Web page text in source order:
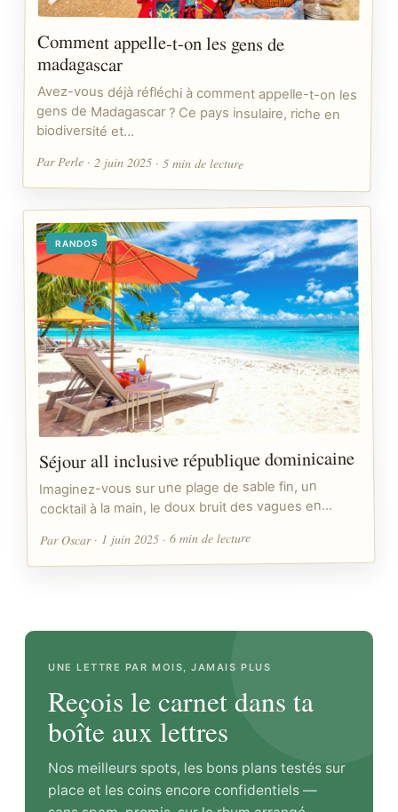
Comment appelle-t-on les gens de
madagascar
Avez-vous déjà réfléchi à comment appelle-t-on les
gens de Madagascar ? Ce pays insulaire, riche en
biodiversité et…
Par Perle · 2 juin 2025 · 5 min de lecture
RANDOS
Séjour all inclusive république dominicaine
Imaginez-vous sur une plage de sable fin, un
cocktail à la main, le doux bruit des vagues en…
Par Oscar · 1 juin 2025 · 6 min de lecture
UNE LETTRE PAR MOIS, JAMAIS PLUS
Reçois le carnet dans ta
boîte aux lettres
Nos meilleurs spots, les bons plans testés sur
place et les coins encore confidentiels —